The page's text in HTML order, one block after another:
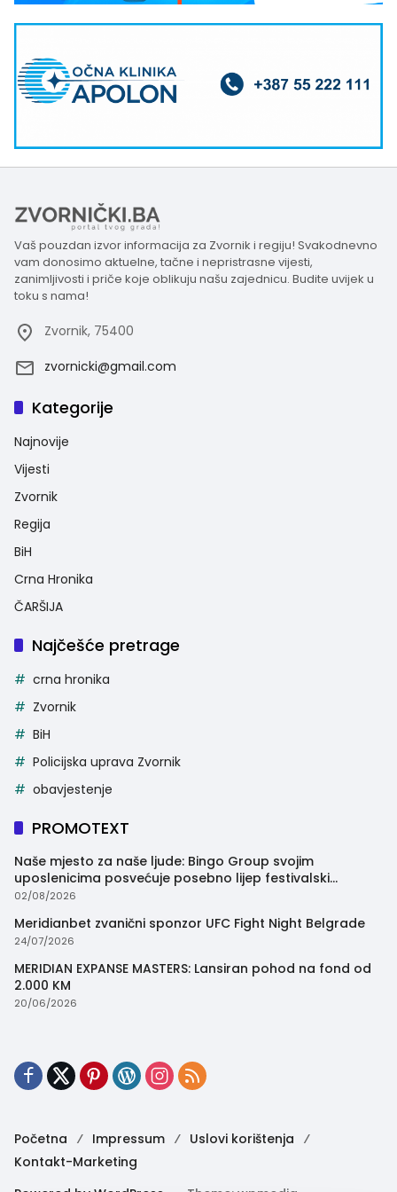
Vaš pouzdan izvor informacija za Zvornik i regiju! Svakodnevno
vam donosimo aktuelne, tačne i nepristrasne vijesti,
zanimljivosti i priče koje oblikuju našu zajednicu. Budite uvijek u
toku s nama!
Zvornik, 75400
zvornicki@gmail.com
Kategorije
Najnovije
Vijesti
Zvornik
Regija
BiH
Crna Hronika
ČARŠIJA
Najčešće pretrage
crna hronika
Zvornik
BiH
Policijska uprava Zvornik
obavjestenje
PROMOTEXT
Naše mjesto za naše ljude: Bingo Group svojim
uposlenicima posvećuje posebno lijep festivalski
trenutak
02/08/2026
Meridianbet zvanični sponzor UFC Fight Night Belgrade
24/07/2026
MERIDIAN EXPANSE MASTERS: Lansiran pohod na fond od
2.000 KM
20/06/2026
Početna Impressum
Uslovi korištenja
Kontakt-Marketing